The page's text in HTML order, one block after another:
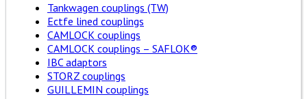
Tankwagen couplings (TW)
Ectfe lined couplings
CAMLOCK couplings
CAMLOCK couplings – SAFLOK®
IBC adaptors
STORZ couplings
GUILLEMIN couplings